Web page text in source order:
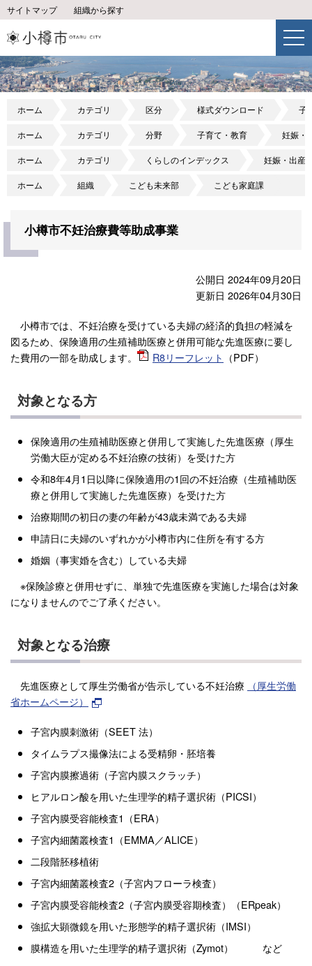
サイトマップ 組織から探す
ホーム カテゴリ 区分 様式ダウンロード 子
ホーム カテゴリ 分野 子育て・教育 妊娠・
ホーム カテゴリ くらしのインデックス 妊娠・出産
ホーム 組織 こども未来部 こども家庭課
小樽市不妊治療費等助成事業
公開日 2024年09月20日
更新日 2026年04月30日
小樽市では、不妊治療を受けている夫婦の経済的負担の軽減を
図るため、保険適用の生殖補助医療と併用可能な先進医療に要し
た費用の一部を助成します。
R8リーフレット （PⅮF）
対象となる方
保険適用の生殖補助医療と併用して実施した先進医療（厚生
労働大臣が定める不妊治療の技術）を受けた方
令和8年4月1日以降に保険適用の1回の不妊治療（生殖補助医
療と併用して実施した先進医療）を受けた方
治療期間の初日の妻の年齢が43歳未満である夫婦
申請日に夫婦のいずれかが小樽市内に住所を有する方
婚姻（事実婚を含む）している夫婦
※保険診療と併用せずに、単独で先進医療を実施した場合は対象
になりませんのでご了承ください。
対象となる治療
先進医療として厚生労働省が告示している不妊治療
（厚生労働
省ホームページ）
子宮内膜刺激術（SEET 法）
タイムラプス撮像法による受精卵・胚培養
子宮内膜擦過術（子宮内膜スクラッチ）
ヒアルロン酸を用いた生理学的精子選択術（PICSI）
子宮内膜受容能検査1（ERA）
子宮内細菌叢検査1（EMMA／ALICE）
二段階胚移植術
子宮内細菌叢検査2（子宮内フローラ検査）
子宮内膜受容能検査2（子宮内膜受容期検査）（ERpeak）
強拡大顕微鏡を用いた形態学的精子選択術（IMSI）
膜構造を用いた生理学的精子選択術（Zymot） など